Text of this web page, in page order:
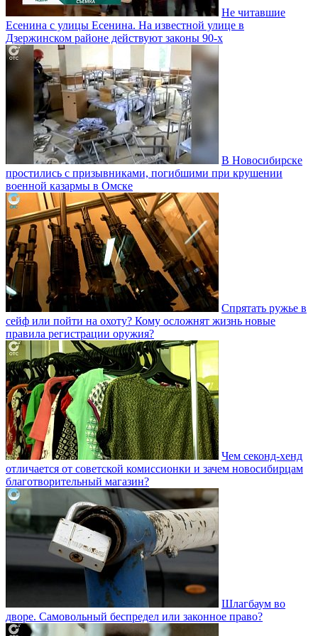
Не читавшие
Есенина с улицы Есенина. На известной улице в
Дзержинском районе действуют законы 90-х
В Новосибирске
простились с призывниками, погибшими при крушении
военной казармы в Омске
Спрятать ружье в
сейф или пойти на охоту? Кому осложнят жизнь новые
правила регистрации оружия?
Чем секонд-хенд
отличается от советской комиссионки и зачем новосибирцам
благотворительный магазин?
Шлагбаум во
дворе. Самовольный беспредел или законное право?